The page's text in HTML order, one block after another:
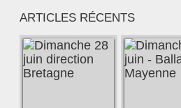
ARTICLES RÉCENTS